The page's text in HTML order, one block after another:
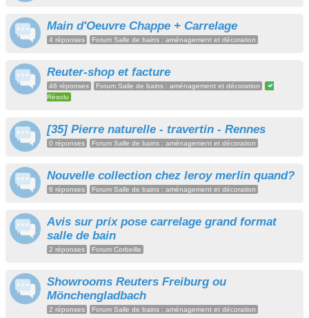
Main d'Oeuvre Chappe + Carrelage
4 réponses Forum Salle de bains : aménagement et décoration
Reuter-shop et facture
46 réponses
Forum Salle de bains : aménagement et décoration
Résolu
[35] Pierre naturelle - travertin - Rennes
0 réponses Forum Salle de bains : aménagement et décoration
Nouvelle collection chez leroy merlin quand?
6 réponses Forum Salle de bains : aménagement et décoration
Avis sur prix pose carrelage grand format
salle de bain
2 réponses Forum Corbeille
Showrooms Reuters Freiburg ou
Mönchengladbach
2 réponses Forum Salle de bains : aménagement et décoration